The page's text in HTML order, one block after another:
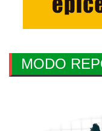
MODO